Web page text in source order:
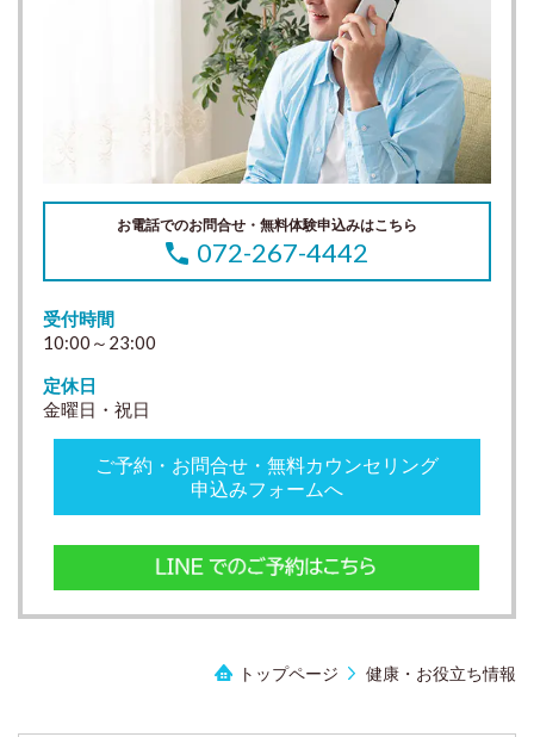
お電話でのお問合せ・無料体験申込みはこちら
072-267-4442
受付時間
10:00～23:00
定休日
金曜日・祝日
ご予約・お問合せ・無料カウンセリング
申込みフォームへ
トップページ 健康・お役立ち情報